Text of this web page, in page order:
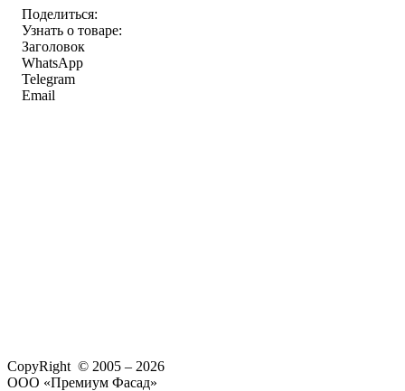
Поделиться:
Узнать о товаре:
Заголовок
WhatsApp
Telegram
Email
CopyRight © 2005 – 2026
ООО «Премиум Фасад»